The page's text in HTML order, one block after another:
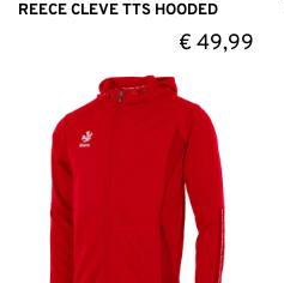
REECE CLEVE TTS HOODED
€49,99